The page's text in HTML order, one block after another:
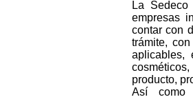
La
empresas
contar con
trámite,
aplicables,
producto,
Así como